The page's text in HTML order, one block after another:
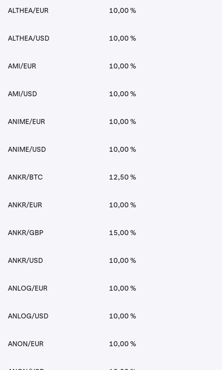
ALTHEA/EUR 10,00 %
ALTHEA/USD 10,00 %
AMI/EUR 10,00 %
AMI/USD 10,00 %
ANIME/EUR 10,00 %
ANIME/USD 10,00 %
ANKR/BTC 12,50 %
ANKR/EUR 10,00 %
ANKR/GBP 15,00 %
ANKR/USD 10,00 %
ANLOG/EUR 10,00 %
ANLOG/USD 10,00 %
ANON/EUR 10,00 %